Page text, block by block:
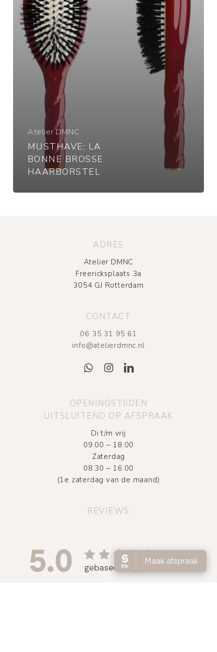
Atelier DMNC
MUSTHAVE: LA
BONNE BROSSE
HAARBORSTEL
ADRES
Atelier DMNC
Freericksplaats 3a
3054 GJ Rotterdam
CONTACT
06 35 31 95 61
info@atelierdmnc.nl
OPENINGSTIJDEN
UITSLUITEND OP AFSPRAAK
Di t/m vrij
09.00 – 18.00
Zaterdag
08:30 – 16.00
(1e zaterdag van de maand)
REVIEWS